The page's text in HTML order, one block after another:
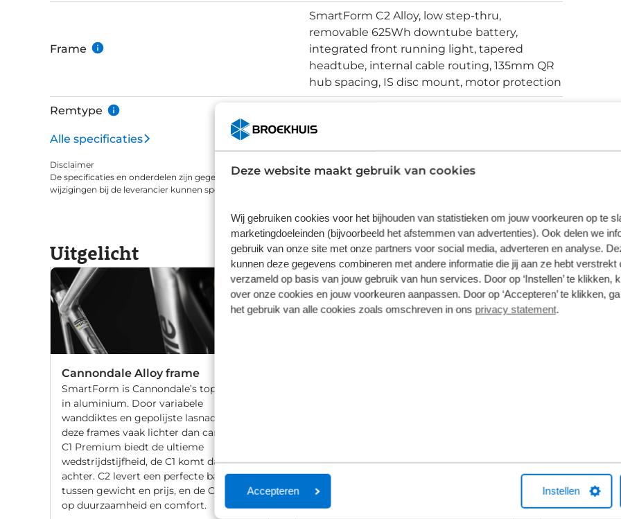
Deze website maakt gebruik van cookies
Wij gebruiken cookies voor het bijhouden van statistieken om jouw voorkeuren op te
marketingdoeleinden (bijvoorbeeld het afstemmen van advertenties). Ook delen we
gebruik van onze site met onze partners voor social media, adverteren en analyse.
kunnen deze gegevens combineren met andere informatie die jij aan ze hebt verstrekt
verzameld op basis van jouw gebruik van hun services. Door op ‘Instellen’ te klikken,
over onze cookies en jouw voorkeuren aanpassen. Door op ‘Accepteren’ te klikken,
het gebruik van alle cookies zoals omschreven in ons privacy statement.
Accepteren Instellen
Frame
SmartForm C2 Alloy, low step-thru,
removable 625Wh downtube battery,
integrated front running light, tapered
headtube, internal cable routing, 135mm QR
hub spacing, IS disc mount, motor protection
Remtype
Alle specificaties
Disclaimer
De specificaties en onderdelen zijn gegeven op basis van aanlevering van de leverancier. Op basis van beschikbaarheid of
wijzigingen bij de leverancier kunnen specificaties afwijken.
Uitgelicht
Cannondale Alloy frame
SmartForm is Cannondale’s topniveau
in aluminium. Door variabele
wanddiktes en gepolijste lasnaden zijn
deze frames vaak lichter dan carbon. De
C1 Premium biedt de ultieme
wedstrijdstijfheid, de C1 komt daar vlak
achter. C2 levert een perfecte balans
tussen gewicht en prijs, en de C3 focust
op duurzaamheid en comfort.
Short fit (€99) een stap verder. Met een
Complete fit met 3D-analyse, haal je het
maximale uit iedere pedaalslag (€249).
De Smart
Meerdere
eBike FLow-